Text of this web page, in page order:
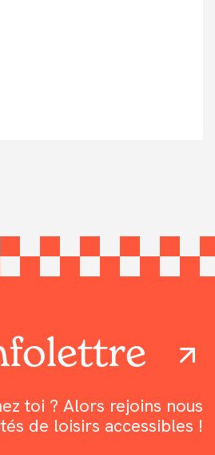
toi ? Alors rejoins nous
de loisirs accessibles !